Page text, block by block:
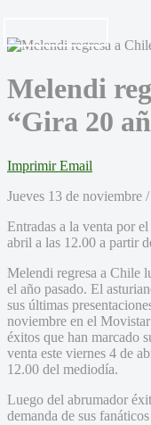
Melendi
“Gira 20
Imprimir Email
Jueves 13 de noviembre
Entradas a la venta por
abril a las 12.00 a partir
Melendi regresa a Chile
el año pasado. El
sus últimas
noviembre en el
éxitos que han marcado
venta este viernes 4 de
12.00 del mediodía.
Luego del abrumador
demanda de sus